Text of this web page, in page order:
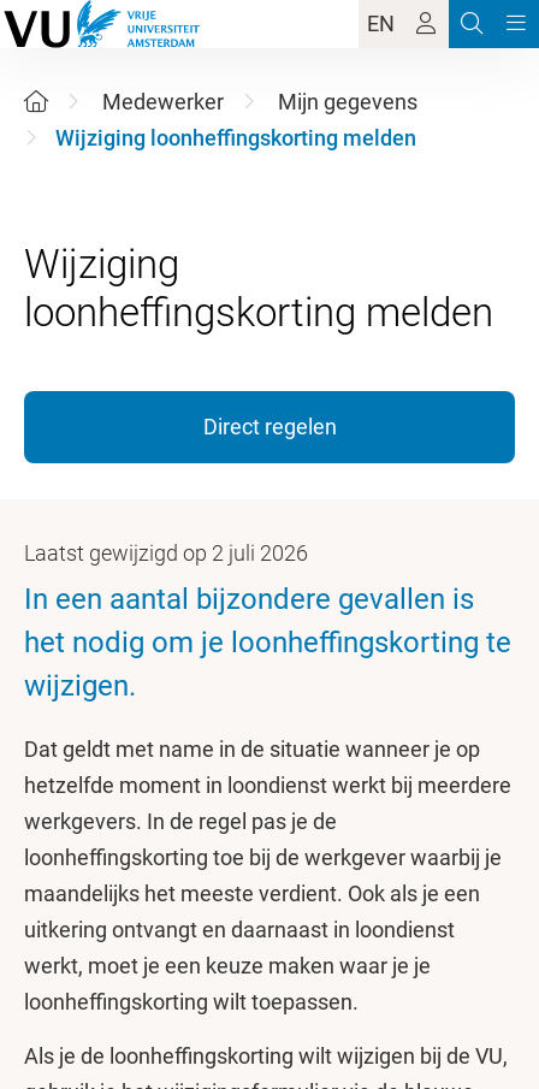
EN
Medewerker
Mijn gegevens
Wijziging loonheffingskorting melden
Wijziging
Direct regelen
Laatst gewijzigd op 2 juli 2026
In een aantal bijzondere gevallen is
het nodig om je loonheffingskorting te
wijzigen.
Dat geldt met name in de situatie wanneer je op
hetzelfde moment in loondienst werkt bij meerdere
werkgevers. In de regel pas je de
loonheffingskorting toe bij de werkgever waarbij je
maandelijks het meeste verdient. Ook als je een
uitkering ontvangt en daarnaast in loondienst
werkt, moet je een keuze maken waar je je
loonheffingskorting wilt toepassen.
Als je de loonheffingskorting wilt wijzigen bij de VU,